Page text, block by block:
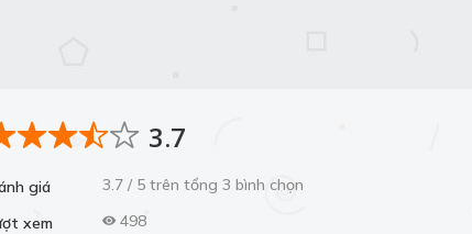
3.7
giá
3.7 / 5 trên tổng 3 bình chọn
xem
498